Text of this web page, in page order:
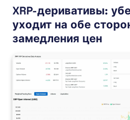
XRP-деривативы:
уходит на обе
замедления цен